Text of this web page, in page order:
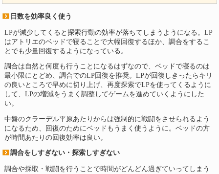
日数を効率良く使う
LPが減少してくると探索行動の効率が落ちてしまうようになる。LP
はアトリエのベッドで寝ることで大幅回復するほか、調合をするこ
とでも少量回復するようになっている。
調合は自然と何度も行うことになるはずなので、ベッドで寝るのは
最小限にとどめ、調合でのLP回復を推奨。LPが回復しきったらキリ
の良いところで早めに切り上げ、再度探索でLPを使ってくるように
して、LPの増減をうまく調整してゲームを進めていくようにした
い。
中盤のクラーデル平原あたりからは強制的に戦闘をさせられるよう
になるため、回復のためにベッドもうまく使うように。ベッドの方
が時間あたりの回復効率は良い。
調合をしすぎない・探索しすぎない
調合や採取・戦闘を行うことで時間がどんどん過ぎていってしまう